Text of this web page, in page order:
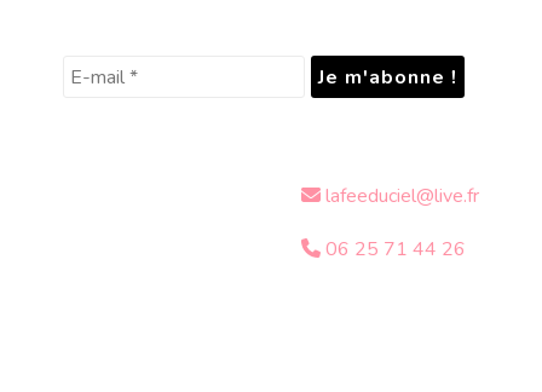
lafeeduciel@live.fr
06 25 71 44 26